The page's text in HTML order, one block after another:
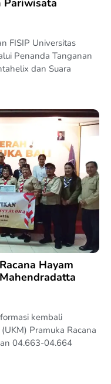
Pariwisata
FISIP Universitas
Penanda Tanganan
dan Suara
Hayam
kembali
Pramuka Racana
04.663-04.664